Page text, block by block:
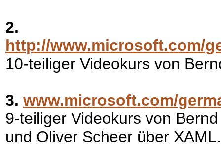
2.
http://www.microsoft.com/
10-teiliger Videokurs von
3. www.microsoft.com/
9-teiliger Videokurs von
und Oliver Scheer über XAML.